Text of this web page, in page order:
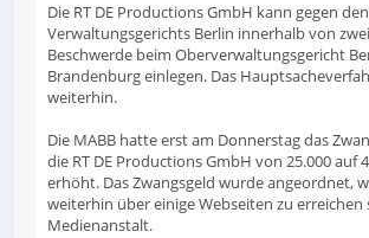
Die RT DE Productions GmbH kann gegen
Verwaltungsgerichts Berlin innerhalb von
Beschwerde beim Oberverwaltungsgericht
Brandenburg einlegen. Das
weiterhin.
Die MABB hatte erst am Donnerstag das
die RT DE Productions GmbH von 25.000 auf
erhöht. Das Zwangsgeld wurde angeordnet,
weiterhin über einige Webseiten zu erreichen
Medienanstalt.